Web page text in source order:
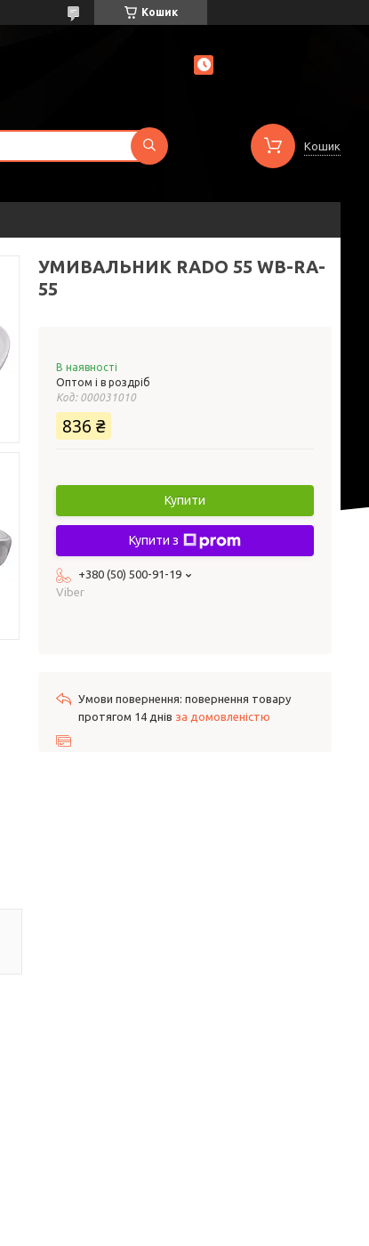
Кошик
Кошик
УМИВАЛЬНИК RADO 55 WB-RA-
55
В наявності
Оптом і в роздріб
Код: 000031010
836 ₴
Купити
Купити з
+380 (50) 500-91-19
Viber
повернення товару
протягом 14 днів за домовленістю